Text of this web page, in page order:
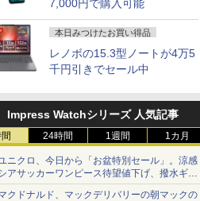
7,000円で購入可能
本日みつけたお買い得品
レノボの15.3型ノートが4万5
千円引きでセール中
Impress Watchシリーズ 人気記事
24時間 1週間 1カ月
ニクロ、今日から「お盆特別セール」。涼感
アサッカーワンピース待望値下げ、撥水ギア
ョーツは1990円に
クドナルド、マックデリバリーの朝マックの